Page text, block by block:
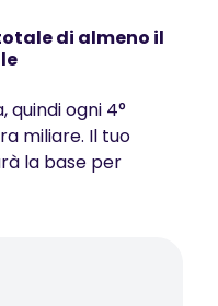
di almeno il
quindi ogni 4°
miliare. Il tuo
la base per